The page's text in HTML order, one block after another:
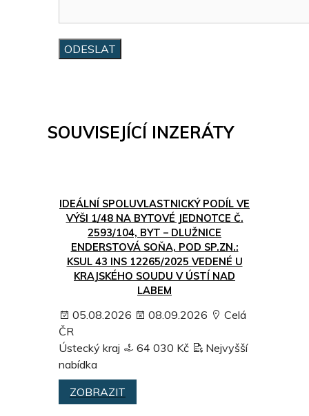
SOUVISEJÍCÍ INZERÁTY
IDEÁLNÍ SPOLUVLASTNICKÝ PODÍL VE
VÝŠI 1/48 NA BYTOVÉ JEDNOTCE Č.
2593/104, BYT – DLUŽNICE
ENDERSTOVÁ SOŇA, POD SP.ZN.:
KSUL 43 INS 12265/2025 VEDENÉ U
KRAJSKÉHO SOUDU V ÚSTÍ NAD
LABEM
05.08.2026 08.09.2026
Celá
ČR
Ústecký kraj
64 030 Kč
Nejvyšší
nabídka
ZOBRAZIT